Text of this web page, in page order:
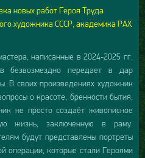
новых работ Героя Труда
художника СССР, академика РАХ
написанные в 2024-2025 гг.
безвозмездно передает в дар
В своих произведениях художник
о красоте, бренности бытия,
не просто создаёт живописное
жизнь, заключенную в раму.
будут представлены портреты
операции, которые стали Героями